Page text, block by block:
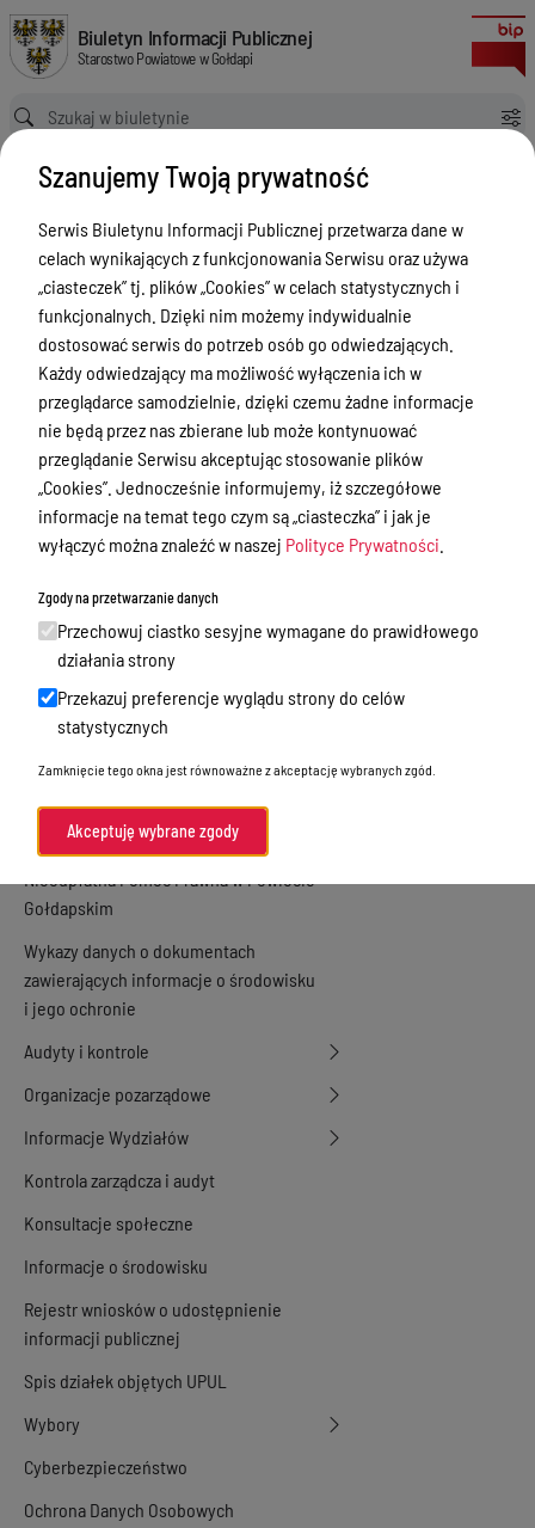
Protokół z przeprowadzonej kontroli realizacji zadania publicznego z
Biuletyn Informacji Publicznej Starostwo Powiatowe w Gołdapi
Biuletyn Informacji Publicznej
Starostwo Powiatowe w Gołdapi
Ścieżka powrotu
Strona główna Audyty i kontrole
Audyty i kontrole / 2021
Protokół z przeprowadzonej kontroli realizacji zadania publicznego z zakresu promocja i organizacja wolontariatu oraz działalność wspomagająca rozwój wspólnot i społeczności lokalnych zrealizowanego przez Stowarzyszenie Partnerstwo Sztuk, którego realizacja przebiegała w 2020 r.
Audyty i kontrole / 2021
Menu Przedmiotowe
Powiat
Rada Powiatu
Zarząd Powiatu
Starostwo Powiatowe
Petycje
Oświadczenia majątkowe
Praca w Starostwie
Akty prawne
Informacje, konkursy, ogłoszenia
Plan postępowań o udzielenie
zamówień publicznych
Menu Podmiotowe
Nieodpłatna Pomoc Prawna w Powiecie
Gołdapskim
Wykazy danych o dokumentach
zawierających informacje o środowisku
i jego ochronie
Audyty i kontrole
Organizacje pozarządowe
Informacje Wydziałów
Kontrola zarządcza i audyt
Konsultacje społeczne
Informacje o środowisku
Rejestr wniosków o udostępnienie
informacji publicznej
Spis działek objętych UPUL
Wybory
Cyberbezpieczeństwo
Ochrona Danych Osobowych
Szanujemy Twoją prywatność
Serwis Biuletynu Informacji Publicznej przetwarza dane w
celach wynikających z funkcjonowania Serwisu oraz używa
„ciasteczek” tj. plików „Cookies” w celach statystycznych i
funkcjonalnych. Dzięki nim możemy indywidualnie
dostosować serwis do potrzeb osób go odwiedzających.
Każdy odwiedzający ma możliwość wyłączenia ich w
przeglądarce samodzielnie, dzięki czemu żadne informacje
nie będą przez nas zbierane lub może kontynuować
przeglądanie Serwisu akceptując stosowanie plików
„Cookies”. Jednocześnie informujemy, iż szczegółowe
informacje na temat tego czym są „ciasteczka” i jak je
wyłączyć można znaleźć w naszej Polityce Prywatności
Zgody na przetwarzanie danych
Przechowuj ciastko sesyjne wymagane do prawidłowego
działania strony
Przekazuj preferencje wyglądu strony do celów
statystycznych
Zamknięcie tego okna jest równoważne z akceptację wybranych zgód.
Akceptuję wybrane zgody